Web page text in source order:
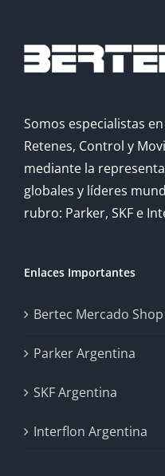
Somos especialistas
Retenes, Control y
mediante la
globales y líderes
rubro: Parker, SKF e
Enlaces Importantes
Bertec Mercado Shop
Parker Argentina
SKF Argentina
Interflon Argentina